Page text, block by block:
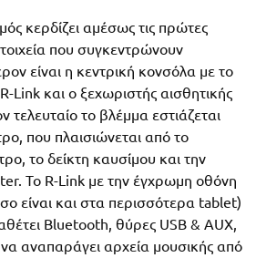
κερδίζει αμέσως τις πρώτες
που συγκεντρώνουν
είναι η κεντρική κονσόλα με το
και ο ξεχωριστής αισθητικής
τελευταίο το βλέμμα εστιάζεται
που πλαισιώνεται από το
το δείκτη καυσίμου και την
Το R-Link με την έγχρωμη οθόνη
είναι και στα περισσότερα tablet)
Bluetooth, θύρες USB & AUX,
αναπαράγει αρχεία μουσικής από